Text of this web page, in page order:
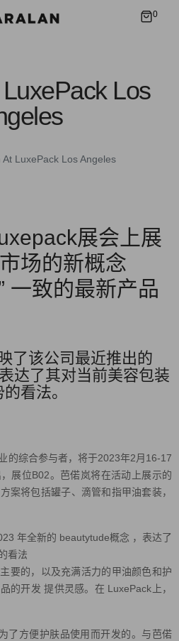
0
Los
At LuxePack Los Angeles
展会上展
场的新概念
一致的最新产品
了该公司最近推出的
达了其对当前美容包装
看法。
的综合参与者，将于2023年2月16-17
展位B02。芭偌岚将在活动上展示的
案将包括罐子、滴管和指甲油套装，
年全新的 beautytude概念 ，表达了
看法
要的，以及充满活力的甲油颜色和护
开发 提供灵感。在 LuxePack上，
了方便护肤品使用而开发的。与芭偌